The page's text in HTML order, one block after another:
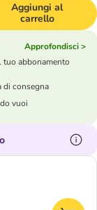
Aggiungi al
carrello
Approfondisci >
abbonamento
di consegna
vuoi